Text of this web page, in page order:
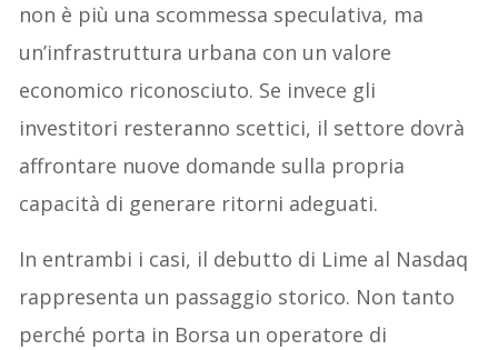
non è più una scommessa speculativa, ma
un’infrastruttura urbana con un valore
economico riconosciuto. Se invece gli
investitori resteranno scettici, il settore dovrà
affrontare nuove domande sulla propria
capacità di generare ritorni adeguati.
In entrambi i casi, il debutto di Lime al Nasdaq
rappresenta un passaggio storico. Non tanto
perché porta in Borsa un operatore di